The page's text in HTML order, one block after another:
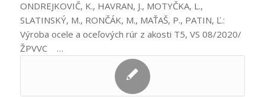
ONDREJKOVIČ, K., HAVRAN, J., MOTYČKA, L.,
SLATINSKÝ, M., RONČÁK, M., MAŤAŠ, P., PATIN, Ľ.:
Výroba ocele a oceľových rúr z akosti T5, VS 08/2020/
ŽPVVC …